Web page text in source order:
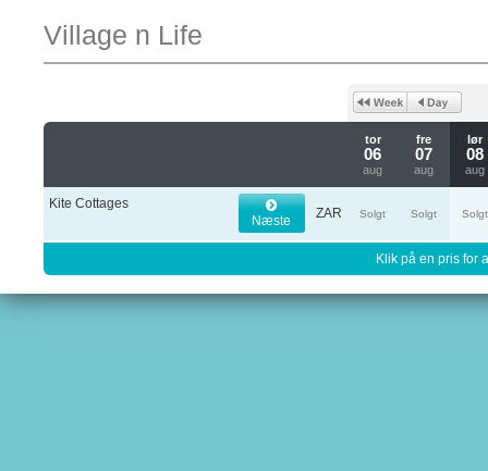
Village n Life
tor
06
aug
fre
07
aug
lør
08
aug
Kite Cottages
Næste
ZAR Solgt Solgt Solgt
Klik på en pris for